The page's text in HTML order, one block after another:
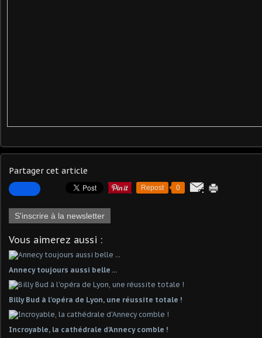
Partager cet article
Repost 0
S'inscrire à la newsletter
Vous aimerez aussi :
Annecy toujours aussi belle ...
Billy Bud à l'opéra de Lyon, une réussite totale !
Incroyable, la cathédrale d'Annecy comble !